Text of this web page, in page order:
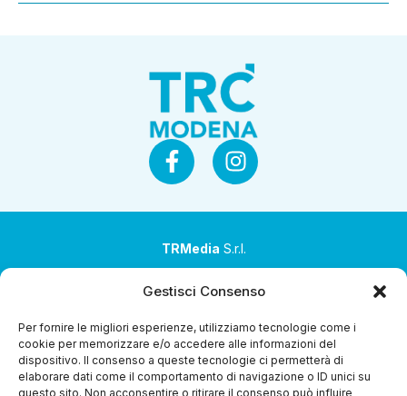
Gestisci Consenso
Per fornire le migliori esperienze, utilizziamo tecnologie come i
cookie per memorizzare e/o accedere alle informazioni del
dispositivo. Il consenso a queste tecnologie ci permetterà di
elaborare dati come il comportamento di navigazione o ID unici su
questo sito. Non acconsentire o ritirare il consenso può influire
TRMedia S.r.l.
coordinamento da parte di Coop Alleanza 3.0 Soc. Coop.
Sede legale: via Ragazzi del ’99 nr. 51 42124 Reggio Emilia
(RE)